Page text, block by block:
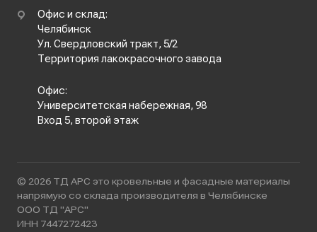
Офис и склад:
Челябинск
Ул. Свердловский тракт, 5/2
Территория лакокрасочного завода
Офис:
Университетская набережная, 98
Вход 5, второй этаж
© 2026 ТД АРС это кровельные и фасадные материалы
напрямую со склада производителя в Челябинске
ООО ТД "АРС"
ИНН 7447272423